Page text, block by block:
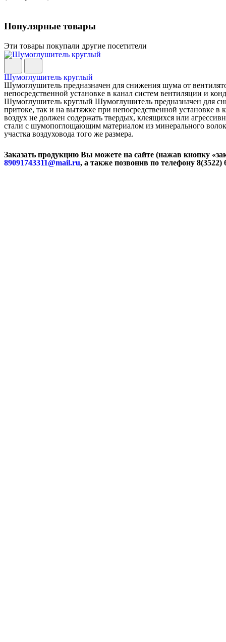
Популярные товары
Эти товары покупали другие посетители
Шумоглушитель круглый
Шумоглушитель предназначен для снижения шума от
непосредственной установке в канал систем вентиляции и
Шумоглушитель круглый Шумоглушитель предназначен для
притоке, так и на вытяжке при непосредственной установке
воздух не должен содержать твердых, клеящихся или
стали с шумопоглощающим материалом из минерального
участка воздуховода того же размера.
Заказать продукцию Вы можете на сайте (нажав кнопку
89091743311@mail.ru, а также позвонив по телефону 8(3522)